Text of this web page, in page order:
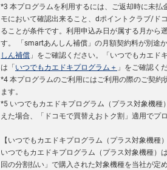
*3 本プログラムを利用するには、ご返却時に未
モにおいて確認出来ること、dポイントクラブ/ド
ることが条件です。利用申込み日が属する月から
す。 「smartあんしん補償」の月額契約料が別途
しん補償 」をご確認ください。「いつでもカエド
は「 いつでもカエドキプログラム＋ 」をご確認く
*4 本プログラムのご利用にはご利用の際のご契
ます。
*5 いつでもカエドキプログラム（プラス対象機
えた場合、「ドコモで買替えおトク割」適用でプ
【いつでもカエドキプログラム（プラス対象機種）
いつでもカエドキプログラム（プラス対象機種）
回の分割払い」で購入された対象機種を当社が定